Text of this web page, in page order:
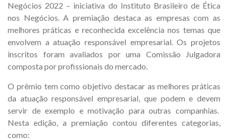
Negócios 2022 – iniciativa do Instituto Brasileiro de Ética
nos Negócios. A premiação destaca as empresas com as
melhores práticas e reconhecida excelência nos temas que
envolvem a atuação responsável empresarial. Os projetos
inscritos foram avaliados por uma Comissão Julgadora
composta por profissionais do mercado.
O prêmio tem como objetivo destacar as melhores práticas
da atuação responsável empresarial, que podem e devem
servir de exemplo e motivação para outras companhias.
Nesta edição, a premiação contou diferentes categorias,
como: